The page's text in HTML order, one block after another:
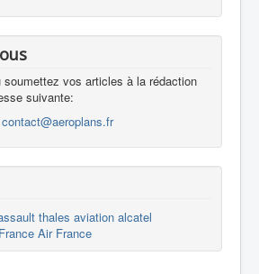
soumettez vos articles à la rédaction
suivante:
contact@aeroplans.fr
thales aviation alcatel
France Air France